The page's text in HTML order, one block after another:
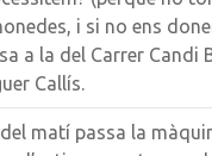
i si no ens
a la del Carrer Candi
Callís.
matí passa la